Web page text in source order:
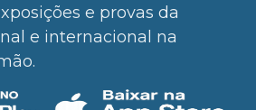
e provas da
e internacional na